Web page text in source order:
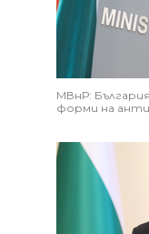
МВнР:
форми на